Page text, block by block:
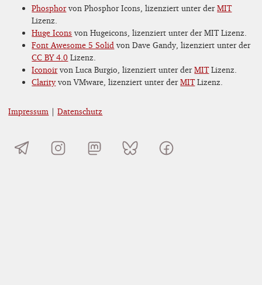
Phosphorvon Phosphor Icons, lizenziert unter derMIT
Lizenz.
Huge Icons von Hugeicons, lizenziert unter der MIT Lizenz.
Font Awesome 5 Solid von Dave Gandy, lizenziert unter der
CC BY 4.0 Lizenz.
Iconoirvon Luca Burgio, lizenziert unter derMITLizenz.
Clarityvon VMware, lizenziert unter derMITLizenz.
Impressum |Datenschutz